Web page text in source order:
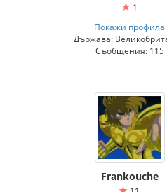
1
Покажи профила
Държава:
Съобщения: 115
Frankouche